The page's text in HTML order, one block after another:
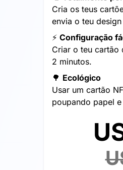
Cria os teus
envia o teu
⚡️ Configuração
Criar o teu cartão
2 minutos.
🌳 Ecológico
Usar um cartão
poupando papel